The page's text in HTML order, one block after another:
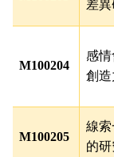
差
M100204
感情
創
M100205
線
的研